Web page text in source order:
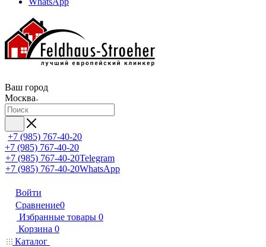
Ваш город
Москва
+7 (985) 767-40-20
+7 (985) 767-40-20
+7 (985) 767-40-20Telegram
+7 (985) 767-40-20WhatsApp
Войти
Сравнение0
Избранные товары 0
Корзина 0
Каталог